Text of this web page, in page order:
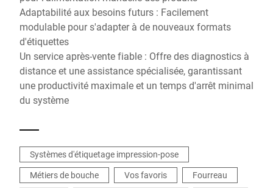
Adaptabilité aux besoins futurs : Facilement
modulable pour s'adapter à de nouveaux formats
d'étiquettes
Un service après-vente fiable : Offre des diagnostics à
distance et une assistance spécialisée, garantissant
une productivité maximale et un temps d'arrêt minimal
du système
Systèmes d'étiquetage impression-pose
Métiers de bouche
Vos favoris
Fourreau